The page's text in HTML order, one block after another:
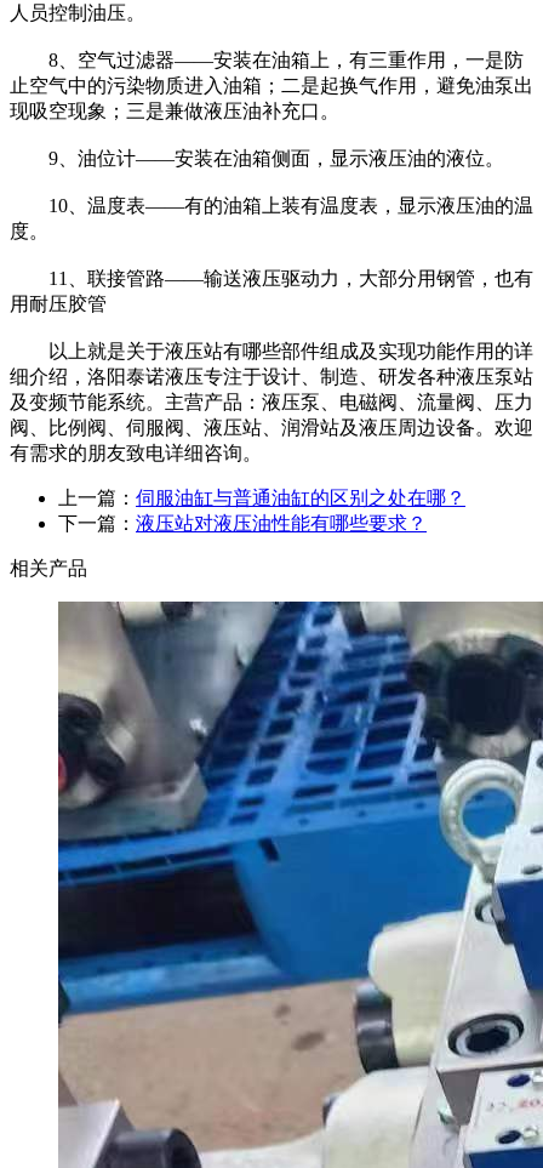
人员控制油压。
8、空气过滤器——安装在油箱上，有三重作用，一是防
止空气中的污染物质进入油箱；二是起换气作用，避免油泵出
现吸空现象；三是兼做液压油补充口。
9、油位计——安装在油箱侧面，显示液压油的液位。
10、温度表——有的油箱上装有温度表，显示液压油的温
度。
11、联接管路——输送液压驱动力，大部分用钢管，也有
用耐压胶管
以上就是关于液压站有哪些部件组成及实现功能作用的详
细介绍，洛阳泰诺液压专注于设计、制造、研发各种液压泵站
及变频节能系统。主营产品：液压泵、电磁阀、流量阀、压力
阀、比例阀、伺服阀、液压站、润滑站及液压周边设备。欢迎
有需求的朋友致电详细咨询。
上一篇： 伺服油缸与普通油缸的区别之处在哪？
下一篇： 液压站对液压油性能有哪些要求？
相关产品